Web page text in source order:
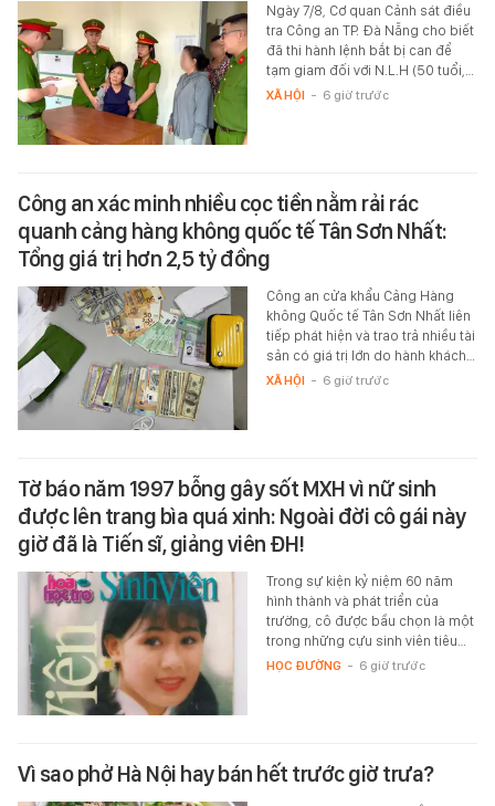
Ngày 7/8, Cơ quan Cảnh sát điều
tra Công an TP. Đà Nẵng cho biết
đã thi hành lệnh bắt bị can để
tạm giam đối với N.L.H (50 tuổi,…
XÃ HỘI - 6 giờ trước
Công an xác minh nhiều cọc tiền nằm rải rác
quanh cảng hàng không quốc tế Tân Sơn Nhất:
Tổng giá trị hơn 2,5 tỷ đồng
Công an cửa khẩu Cảng Hàng
không Quốc tế Tân Sơn Nhất liên
tiếp phát hiện và trao trả nhiều tài
sản có giá trị lớn do hành khách…
XÃ HỘI - 6 giờ trước
Tờ báo năm 1997 bỗng gây sốt MXH vì nữ sinh
được lên trang bìa quá xinh: Ngoài đời cô gái này
giờ đã là Tiến sĩ, giảng viên ĐH!
Trong sự kiện kỷ niệm 60 năm
hình thành và phát triển của
trường, cô được bầu chọn là một
trong những cựu sinh viên tiêu…
HỌC ĐƯỜNG - 6 giờ trước
Vì sao phở Hà Nội hay bán hết trước giờ trưa?